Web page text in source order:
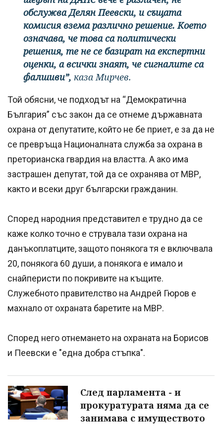
обслужва Делян Пеевски, и същата
комисия взема различно решение. Което
означава, че това са политически
решения, те не се базират на експертни
оценки, а всички знаят, че сигналите са
фалшиви”, каза Мирчев.
Той обясни, че подходът на “Демократична
България” със закон да се отнеме държавната
охрана от депутатите, който не бе приет, е за да не
се превръща Националната служба за охрана в
преторианска гвардия на властта. А ако има
застрашен депутат, той да се охранява от МВР,
както и всеки друг български гражданин.
Според народния представител е трудно да се
каже колко точно е струвала тази охрана на
данъкоплатците, защото понякога тя е включвала
20, понякога 60 души, а понякога е имало и
снайперисти по покривите на къщите.
Служебното правителство на Андрей Гюров е
махнало от охраната баретите на МВР.
Според него отнемането на охраната на Борисов
и Пеевски е "една добра стъпка".
След парламента - и
прокуратурата няма да се
занимава с имуществото